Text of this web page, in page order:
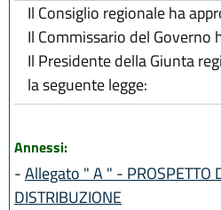
Il Consiglio regionale ha
Il Commissario del Governo
Il Presidente della Giunta
la seguente legge:
Annessi:
-Allegato " A " - PROSPETTO
DISTRIBUZIONE